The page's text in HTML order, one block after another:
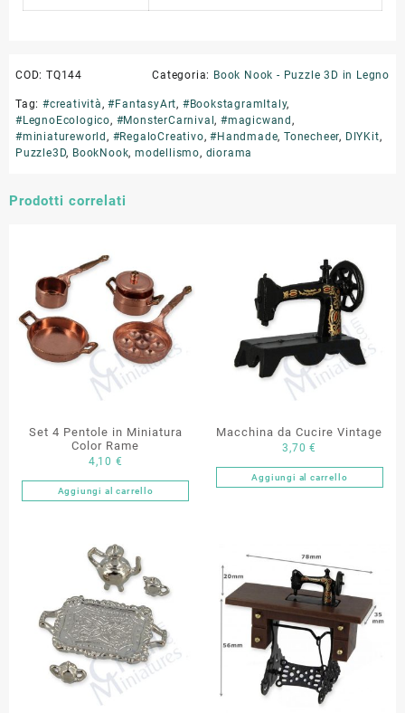
COD: TQ144 Categoria: Book Nook - Puzzle 3D in Legno
Tag: #creatività ,#FantasyArt, #BookstagramItaly,
#LegnoEcologico, #MonsterCarnival,#magicwand ,
#miniatureworld , #RegaloCreativo,#Handmade,Tonecheer, DIYKit,
Puzzle3D, BookNook,modellismo, diorama
Prodotti correlati
Set 4 Pentole in Miniatura
Color Rame
4,10 €
Aggiungi al carrello
Macchina da Cucire Vintage
3,70€
Aggiungi al carrello